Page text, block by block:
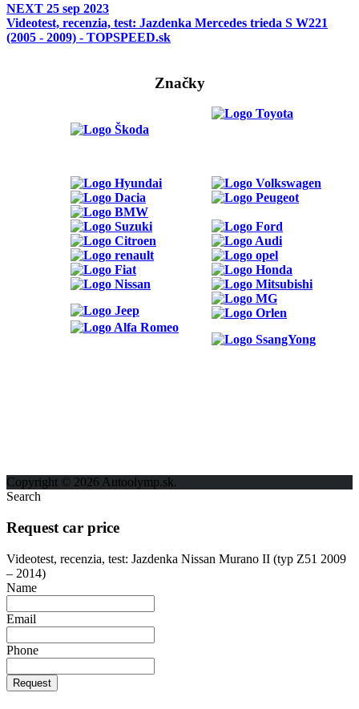
NEXT 25 sep 2023
Videotest, recenzia, test: Jazdenka Mercedes trieda S W221
(2005 - 2009) - TOPSPEED.sk
Značky
Copyright © 2026 Autoolymp.sk.
Search
Request car price
Videotest, recenzia, test: Jazdenka Nissan Murano II (typ Z51 2009
– 2014)
Name
Email
Phone
Request